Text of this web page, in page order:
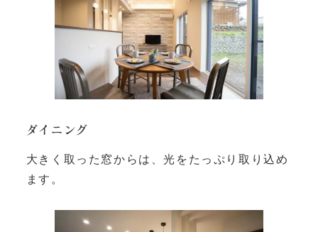
ダイニング
大きく取った窓からは、光をたっぷり取り込め
ます。